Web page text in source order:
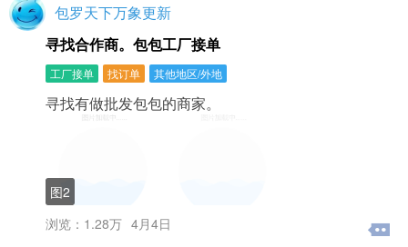
包罗天下万象更新
寻找合作商。包包工厂接单
工厂接单 找订单 其他地区/外地
寻找有做批发包包的商家。
图2
浏览：1.28万 4月4日